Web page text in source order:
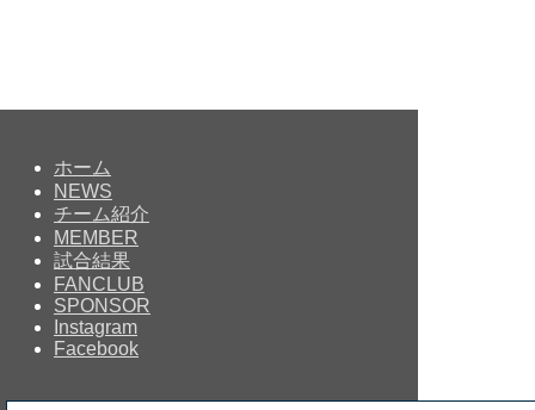
ホーム
NEWS
チーム紹介
MEMBER
試合結果
FANCLUB
SPONSOR
Instagram
Facebook